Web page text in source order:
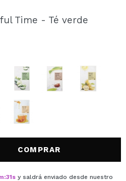
podrás realizar
revisar el estado de tus
anteriores.
CUENTA
Time - Té verde
COMPRAR
:31s y saldrá enviado desde nuestro